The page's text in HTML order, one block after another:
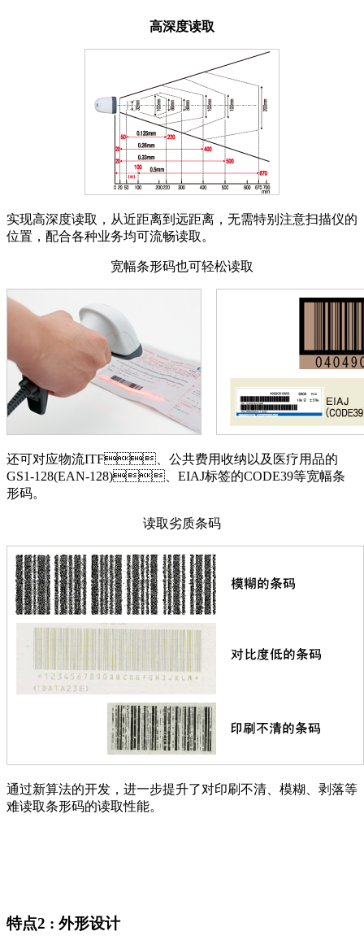
高深度读取
实现高深度读取，从近距离到远距离，无需特别注意扫描仪的
位置，配合各种业务均可流畅读取。
宽幅条形码也可轻松读取
还可对应物流ITF、公共费用收纳以及医疗用品的
GS1-128(EAN-128)、EIAJ标签的CODE39等宽幅条
形码。
读取劣质条码
通过新算法的开发，进一步提升了对印刷不清、模糊、剥落等
难读取条形码的读取性能。
特点2 : 外形设计